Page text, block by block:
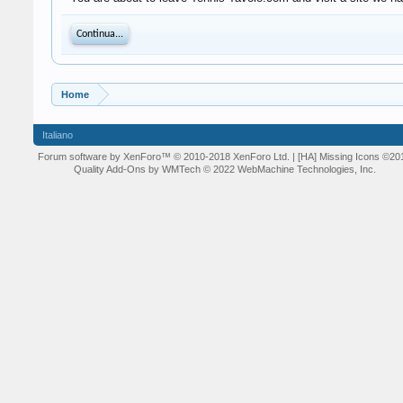
Continua...
Home
Italiano
Forum software by XenForo™ © 2010-2018 XenForo Ltd. | [HA] Missing Icons
Quality Add-Ons by WMTech © 2022 WebMachine Technologies, Inc.